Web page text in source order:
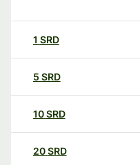
1 SRD
5 SRD
10SRD
20SRD